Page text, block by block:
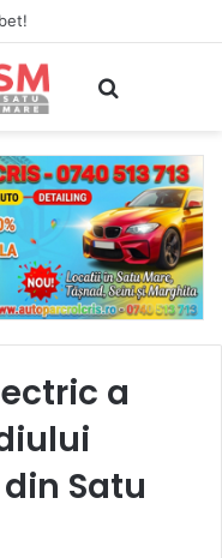
a
Satu